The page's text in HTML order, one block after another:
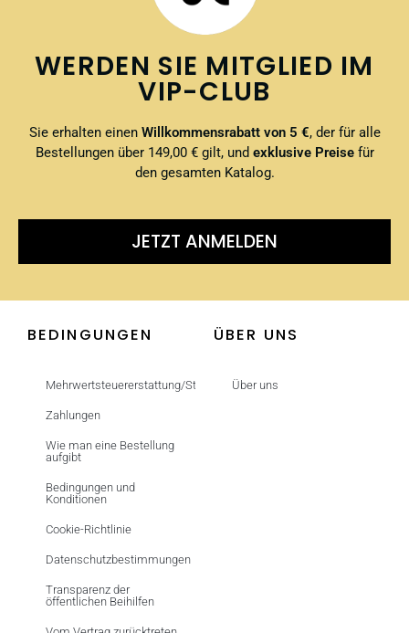
WERDEN SIE MITGLIED IM
VIP-CLUB
Sie erhalten einenWillkommensrabatt von 5 €, der für alle
Bestellungen über 149,00 € gilt, und exklusive Preisefür
den gesamten Katalog.
JETZT ANMELDEN
BEDINGUNGEN
Mehrwertsteuererstattung/Steuerfrei
Zahlungen
Wie man eine Bestellung
aufgibt
Bedingungen und
Konditionen
Cookie-Richtlinie
Datenschutzbestimmungen
Transparenz der
öffentlichen Beihilfen
ÜBER UNS
Über uns